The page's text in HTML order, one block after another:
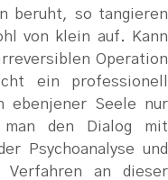
beruht, so tangieren
von klein auf. Kann
Operation
ein professionell
ebenjener Seele nur
den Dialog mit
Psychoanalyse und
Verfahren an dieser